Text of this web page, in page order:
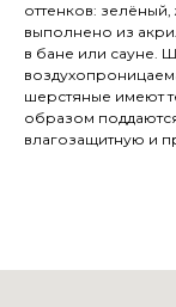
оттенков:
выполнено из
в бане или сауне.
шерстяные имеют
образом
влагозащитную и